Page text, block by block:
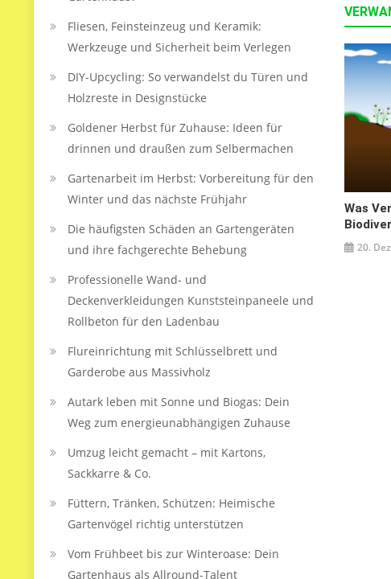
Was
20.
Fliesen, Feinsteinzeug und Keramik:
Werkzeuge und Sicherheit beim Verlegen
DIY-Upcycling: So verwandelst du Türen und
Holzreste in Designstücke
Goldener Herbst für Zuhause: Ideen für
drinnen und draußen zum Selbermachen
Gartenarbeit im Herbst: Vorbereitung für den
Winter und das nächste Frühjahr
Die häufigsten Schäden an Gartengeräten
und ihre fachgerechte Behebung
Professionelle Wand- und
Deckenverkleidungen Kunststeinpaneele und
Rollbeton für den Ladenbau
Flureinrichtung mit Schlüsselbrett und
Garderobe aus Massivholz
Autark leben mit Sonne und Biogas: Dein
Weg zum energieunabhängigen Zuhause
Umzug leicht gemacht – mit Kartons,
Sackkarre & Co.
Füttern, Tränken, Schützen: Heimische
Gartenvögel richtig unterstützen
Vom Frühbeet bis zur Winteroase: Dein
Gartenhaus als Allround-Talent